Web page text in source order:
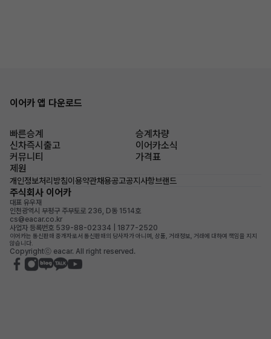
이어카 앱 다운로드
빠른승계
승계차량
신차즉시출고
이어카소식
커뮤니티
가격표
제원
개인정보처리방침이용약관채용공고공지사항브랜드
주식회사 이어카
대표 유우재
인천광역시 부평구 주부토로 236, D동 1514호
cs@eacar.co.kr
사업자 등록번호 539-88-02334 | 1877-2520
이어카는 통신판매 중개자로서 통신판매의 당사자가 아니며, 상품, 거래정보, 거래에 대하여 책임을 지지
않습니다.
Copyrightⓒ eacar. All right reserved.